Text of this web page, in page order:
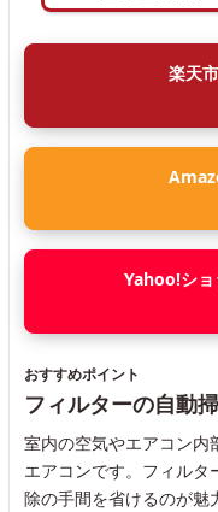
楽天
Yahoo!ショ
おすすめポイント
フィルターの自動
室内の空気やエアコン内
エアコンです。フィル
除の手間を省けるのが魅